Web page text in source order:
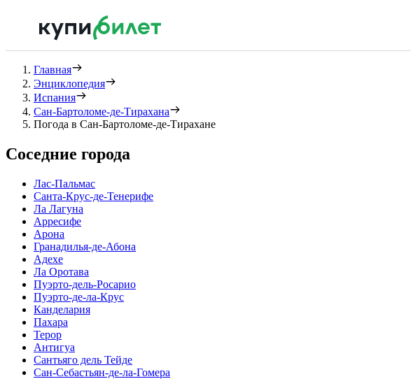
Главная
Энциклопедия
Испания
Сан-Бартоломе-де-Тирахана
Погода в Сан-Бартоломе-де-Тирахане
Соседние города
Лас-Пальмас
Санта-Крус-де-Тенерифе
Ла Лагуна
Арресифе
Арона
Гранадилья-де-Абона
Адехе
Ла Оротава
Пуэрто-дель-Росарио
Пуэрто-де-ла-Крус
Канделария
Пахара
Терор
Антигуа
Сантьяго дель Тейде
Сан-Себастьян-де-ла-Гомера